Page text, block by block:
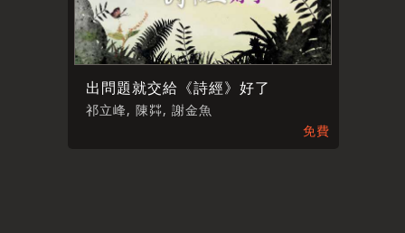
出問題就交給《詩經》好了
祁立峰, 陳茻, 謝金魚
免費